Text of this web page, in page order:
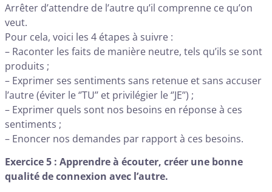
Arrêter d’attendre de l’autre qu’il comprenne ce qu’on
veut.
Pour cela, voici les 4 étapes à suivre :
– Raconter les faits de manière neutre, tels qu’ils se sont
produits ;
– Exprimer ses sentiments sans retenue et sans accuser
l’autre (éviter le ‘’TU’’ et privilégier le ‘’JE’’) ;
– Exprimer quels sont nos besoins en réponse à ces
sentiments ;
– Enoncer nos demandes par rapport à ces besoins.
Exercice 5 : Apprendre à écouter, créer une bonne
qualité de connexion avec l’autre.